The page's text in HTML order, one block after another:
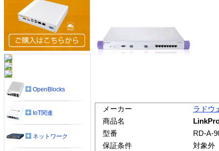
メーカー
ラドウ
商品名
型番
RD-A-
保証条件
対象外
OpenBlocks
IoT関連
ネットワーク